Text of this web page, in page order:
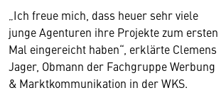
„Ich freue mich, dass heuer sehr viele
junge Agenturen ihre Projekte zum ersten
Mal eingereicht haben“, erklärte Clemens
Jager, Obmann der Fachgruppe Werbung
& Marktkommunikation in der WKS.